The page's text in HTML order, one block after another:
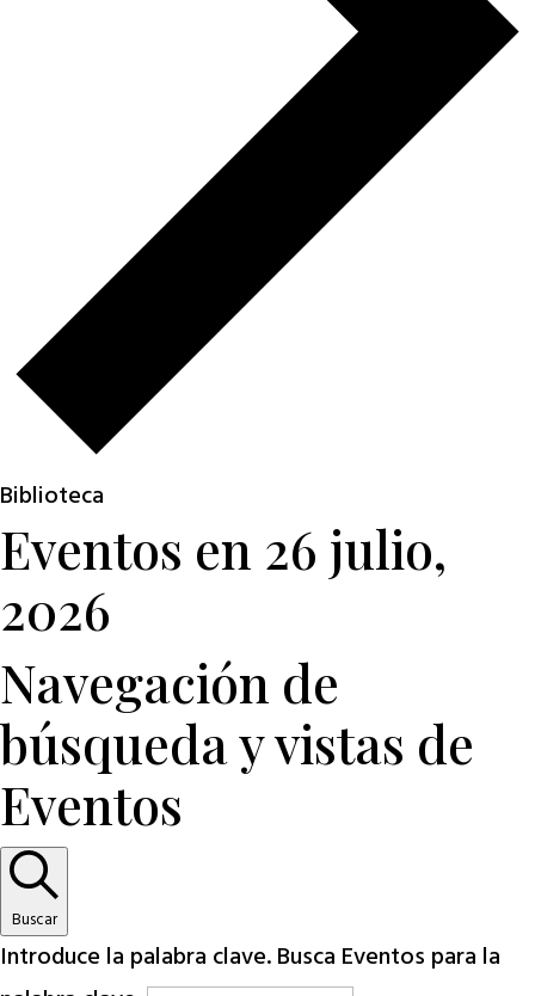
Biblioteca
Eventos en 26 julio,
2026
Navegación de
búsqueda y vistas de
Eventos
Buscar
Introduce la palabra clave. Busca Eventos para la